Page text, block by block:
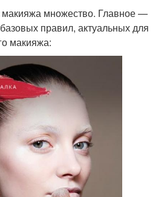
макияжа множество. Главное —
правил, актуальных для
макияжа: